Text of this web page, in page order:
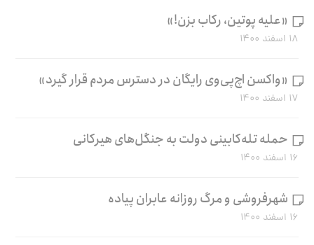
«علیه پوتین، رکاب بزن!»
۱۸ اسفند ۱۴۰۰
«واکسن اچ‌پی‌وی رایگان در دسترس مردم قرار گیرد»
۱۷ اسفند ۱۴۰۰
حمله تله‌کابینی دولت به جنگل‌های هیرکانی
۱۶ اسفند ۱۴۰۰
شهرفروشی و مرگ روزانه عابران پیاده
۱۶ اسفند ۱۴۰۰